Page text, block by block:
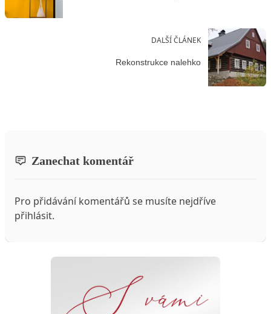
DALŠÍ ČLÁNEK
Rekonstrukce nalehko
Zanechat komentář
Pro přidávání komentářů se musíte nejdříve
přihlásit.